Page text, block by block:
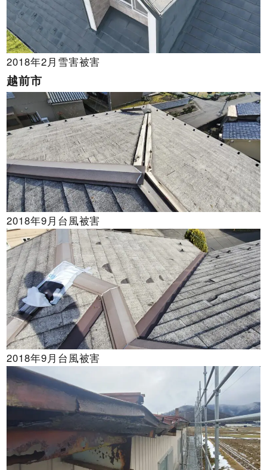
2018年2月雪害被害
越前市
2018年9月台風被害
2018年9月台風被害